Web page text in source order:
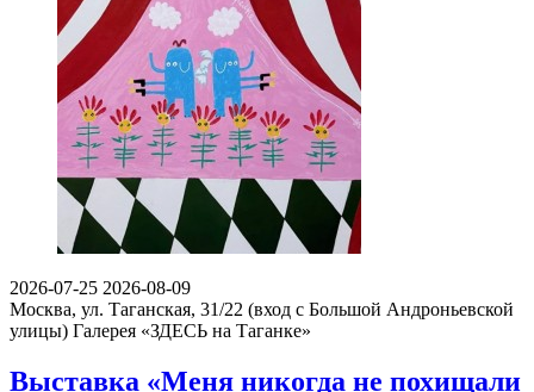
2026-07-25 2026-08-09
Москва, ул. Таганская, 31/22 (вход с Большой Андроньевской
улицы) Галерея «ЗДЕСЬ на Таганке»
Выставка «Меня никогда не похищали